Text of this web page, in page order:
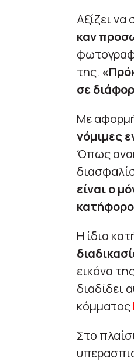
Αξίζει
καν
της.
σε
Με
νόμιμες
Όπως
είναι ο
Η ίδια
εικόνα
διαδίδει
κόμματος
Στο